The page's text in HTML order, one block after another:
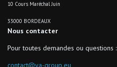
10 Cours Maréchal Juin
33000 BORDEAUX
Nous contacter
Pour toutes demandes ou questions :
contact@ya-group.eu